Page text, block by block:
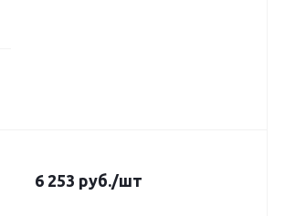
6 253 руб./шт